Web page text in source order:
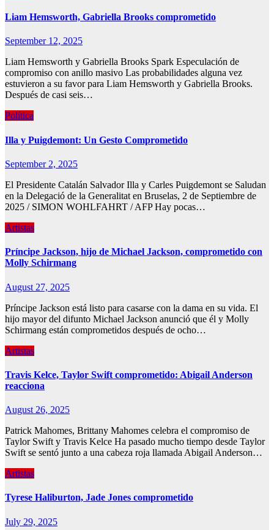
Liam Hemsworth, Gabriella Brooks comprometido
September 12, 2025
Liam Hemsworth y Gabriella Brooks Spark Especulación de
compromiso con anillo masivo Las probabilidades alguna vez
estuvieron a su favor para Liam Hemsworth y Gabriella Brooks.
Después de casi seis…
Política
Illa y Puigdemont: Un Gesto Comprometido
September 2, 2025
El Presidente Catalán Salvador Illa y Carles Puigdemont se Saludan
en la Delegació de la Generalitat en Bruselas, 2 de Septiembre de
2025 / SIMON WOHLFAHRT / AFP Hay pocas…
Artistas
Príncipe Jackson, hijo de Michael Jackson, comprometido con
Molly Schirmang
August 27, 2025
Príncipe Jackson está listo para casarse con la dama en su vida. El
hijo mayor del difunto Michael Jackson anunció que él y Molly
Schirmang están comprometidos después de ocho…
Artistas
Travis Kelce, Taylor Swift comprometido: Abigail Anderson
reacciona
August 26, 2025
Patrick Mahomes, Brittany Mahomes celebra el compromiso de
Taylor Swift y Travis Kelce Ha pasado mucho tiempo desde Taylor
Swift se sentó junto a una cabeza roja llamada Abigail Anderson…
Artistas
Tyrese Haliburton, Jade Jones comprometido
July 29, 2025